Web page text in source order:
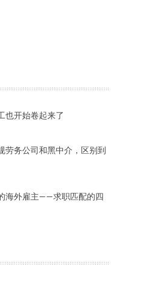
也开始卷起来了
劳务公司和黑中介，区别到
海外雇主——求职匹配的四